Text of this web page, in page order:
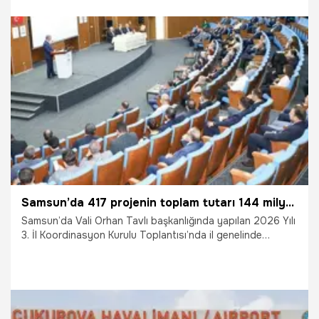
22.07.2026 Gündem
Samsun’da 417 projenin toplam tutarı 144 milyar 626 milyon TL
Samsun’da Vali Orhan Tavlı başkanlığında yapılan 2026 Yılı
3. İl Koordinasyon Kurulu Toplantısı’nda il genelinde